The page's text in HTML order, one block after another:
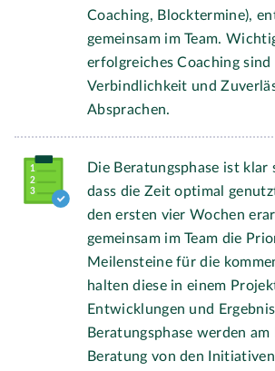
Coaching, Blocktermine),
gemeinsam im Team.
erfolgreiches Coaching sind
Verbindlichkeit und
Absprachen.
Die Beratungsphase ist
dass die Zeit optimal
den ersten vier Wochen
gemeinsam im Team die
Meilensteine für die
halten diese in einem
Entwicklungen und
Beratungsphase werden am
Beratung von den